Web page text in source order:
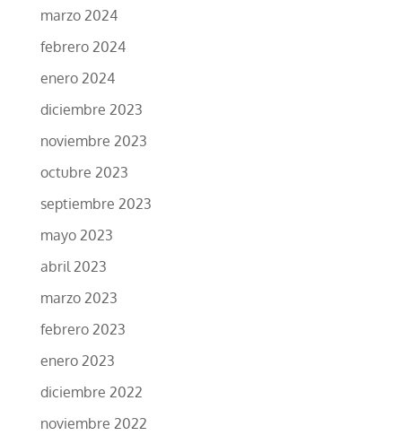
marzo 2024
febrero 2024
enero 2024
diciembre 2023
noviembre 2023
octubre 2023
septiembre 2023
mayo 2023
abril 2023
marzo 2023
febrero 2023
enero 2023
diciembre 2022
noviembre 2022